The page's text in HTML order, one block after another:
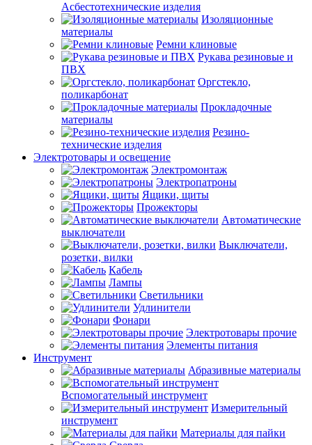
Асбестотехнические изделия
Изоляционные
материалы
Ремни клиновые
Рукава резиновые и
ПВХ
Оргстекло,
поликарбонат
Прокладочные
материалы
Резино-
технические изделия
Электротовары и освещение
Электромонтаж
Электропатроны
Ящики, щиты
Прожекторы
Автоматические
выключатели
Выключатели,
розетки, вилки
Кабель
Лампы
Светильники
Удлинители
Фонари
Электротовары прочие
Элементы питания
Инструмент
Абразивные материалы
Вспомогательный инструмент
Измерительный
инструмент
Материалы для пайки